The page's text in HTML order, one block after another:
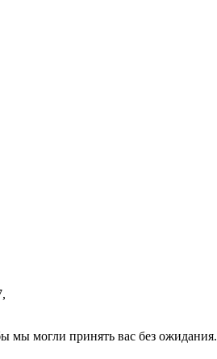
мы могли принять вас без ожидания.